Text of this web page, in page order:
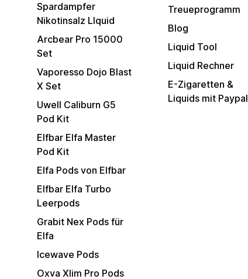
Spardampfer
Nikotinsalz LIquid
Arcbear Pro 15000
Set
Vaporesso Dojo Blast
X Set
Uwell Caliburn G5
Pod Kit
Elfbar Elfa Master
Pod Kit
Elfa Pods von Elfbar
Elfbar Elfa Turbo
Leerpods
Grabit Nex Pods für
Elfa
Icewave Pods
Oxva Xlim Pro Pods
Treueprogramm
Blog
Liquid Tool
Liquid Rechner
E-Zigaretten &
Liquids mit Paypal